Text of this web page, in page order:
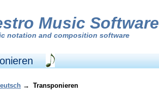
Music Software
notation and composition software
→ Transponieren